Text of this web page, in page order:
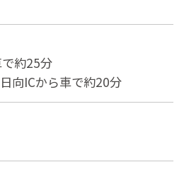
約25分
向ICから車で約20分